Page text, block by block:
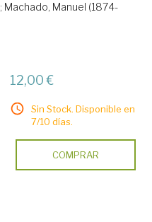
; Machado, Manuel (1874-
12,00 €
Sin Stock. Disponible en
7/10 días.
COMPRAR